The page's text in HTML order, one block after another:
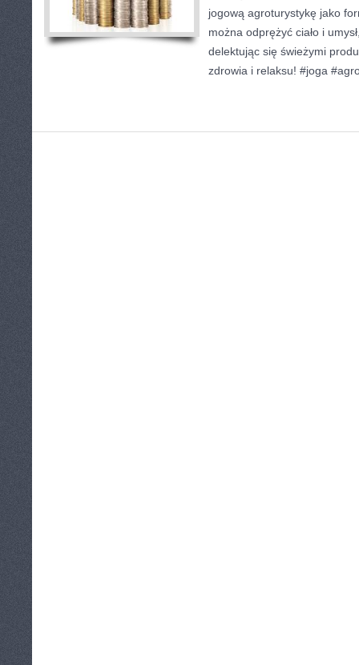
jogową agroturystykę jako
można odprężyć ciało i
delektując się świeżymi
zdrowia i relaksu! #joga